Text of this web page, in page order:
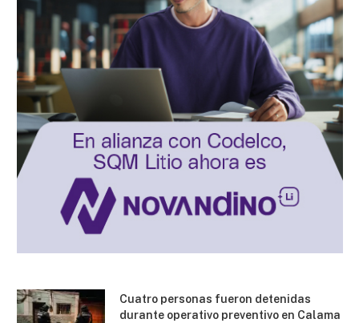
Cuatro personas fueron detenidas
durante operativo preventivo en Calama